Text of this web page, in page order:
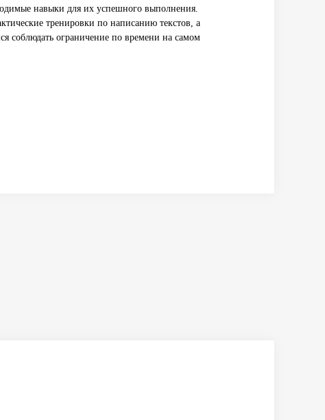
навыки для их успешного выполнения.
тренировки по написанию текстов, а
соблюдать ограничение по времени на самом